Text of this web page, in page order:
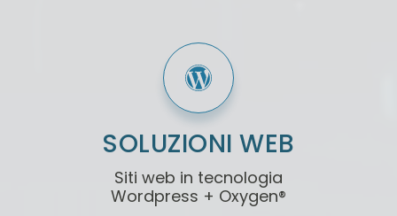
SOLUZIONI WEB
Siti web in tecnologia
Wordpress + Oxygen®